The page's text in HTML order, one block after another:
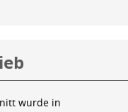
wurde in